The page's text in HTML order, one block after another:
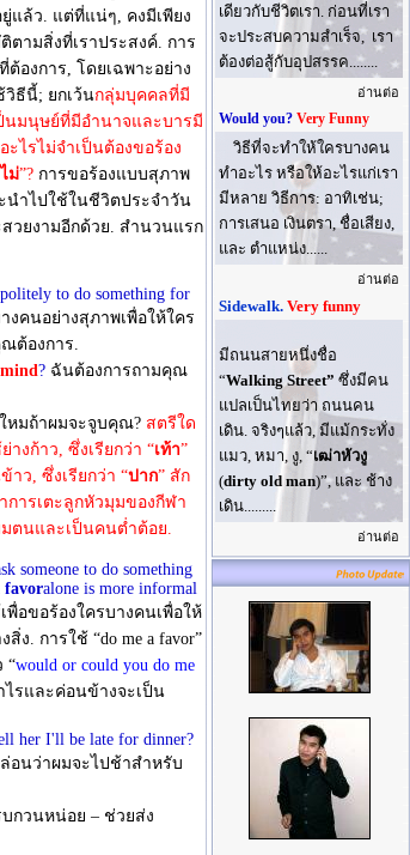
แล้ว. แต่ที่แน่ๆ, คงมีเพียง
ามสิ่งที่เราประสงค์. การ
องการ, โดยเฉพาะอย่าง
ธีนี้; ยกเว้นกลุ่มบุคคลที่มี
นมนุษย์ที่มีอํานาจและบารมี
ไรไม่จําเป็นต้องขอร้อง
ไม่”? การขอร้องแบบสุภาพ
าไปใช้ในชีวิตประจําวัน
วยงามอีกด้วย. สํานวนแรก
to do something for
งคนอย่างสุภาพเพื่อให้ใคร
ต้องการ.
? ฉันต้องการถามคุณ
หมถ้าผมจะจูบคุณ? สตรีใด
งก้าว, ซึ่งเรียกว่า “เท้า”
าว, ซึ่งเรียกว่า “ปาก” สัก
การเตะลูกหัวมุมของกีฬา
มตนและเป็นคนตํ่าต้อย.
someone to do something
favoralone is more informal
พื่อขอร้องใครบางคนเพื่อให้
. การใช้ “do me a favor”
“would or could you do me
ไรและค่อนข้างจะเป็น
her I'll be late for dinner?
นว่าผมจะไปช้าสําหรับ
กวนหน่อย – ช่วยส่ง
เดียวกับชีวิตเรา. ก่อนที่เรา
จะประสบความสำเร็จ, เรา
ต้องต่อสู้กับอุปสรรค........
อ่านต่อ
Would you? Very Funny
วิธีที่จะทําให้ใครบางคน
ทําอะไร หรือให้อะไรแก่เรา
มีหลาย วิธีการ: อาทิเช่น;
การเสนอ เงินตรา, ชื่อเสียง,
และ ตําแหน่ง......
อ่านต่อ
Sidewalk. Very funny
มีถนนสายหนึ่งชื่อ
“Walking Street” ซึ่งมีคน
แปลเป็นไทยว่า ถนนคน
เดิน. จริงๆแล้ว, มีแม้กระทั่ง
แมว, หมา, งู, “เฒ่าหัวงู
(dirty old man)”, และ ช้าง
เดิน.........
อ่านต่อ